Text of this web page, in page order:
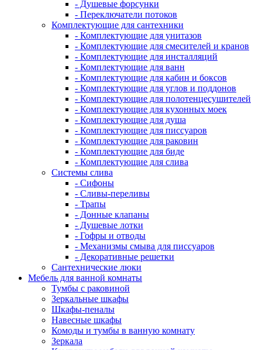
- Душевые форсунки
- Переключатели потоков
Комплектующие для сантехники
- Комплектующие для унитазов
- Комплектующие для смесителей и кранов
- Комплектующие для инсталляций
- Комплектующие для ванн
- Комплектующие для кабин и боксов
- Комплектующие для углов и поддонов
- Комплектующие для полотенцесушителей
- Комплектующие для кухонных моек
- Комплектующие для душа
- Комплектующие для писсуаров
- Комплектующие для раковин
- Комплектующие для биде
- Комплектующие для слива
Системы слива
- Сифоны
- Сливы-переливы
- Трапы
- Донные клапаны
- Душевые лотки
- Гофры и отводы
- Механизмы смыва для писсуаров
- Декоративные решетки
Сантехнические люки
Мебель для ванной комнаты
Тумбы с раковиной
Зеркальные шкафы
Шкафы-пеналы
Навесные шкафы
Комоды и тумбы в ванную комнату
Зеркала